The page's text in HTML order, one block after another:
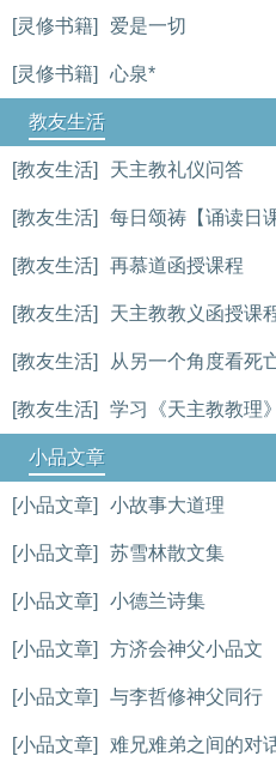
[灵修书籍] 爱是一切
[灵修书籍] 心泉*
教友生活
[教友生活] 天主教礼仪问答
[教友生活] 每日颂祷【诵读日
[教友生活] 再慕道函授课程
[教友生活] 天主教教义函授课
[教友生活] 从另一个角度看死
[教友生活] 学习《天主教教理
小品文章
[小品文章] 小故事大道理
[小品文章] 苏雪林散文集
[小品文章] 小德兰诗集
[小品文章] 方济会神父小品文
[小品文章] 与李哲修神父同行
[小品文章] 难兄难弟之间的对